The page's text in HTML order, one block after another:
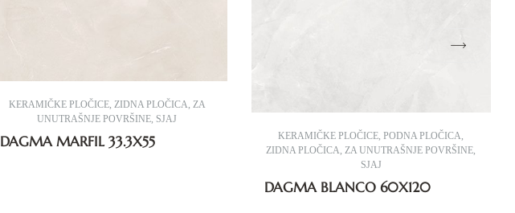
KERAMIČKE PLOČICE, ZIDNA PLOČICA, ZA
UNUTRAŠNJE POVRŠINE, SJAJ
DAGMA MARFIL 33.3X55 KERAMIČKE PLOČICE,PODNA PLOČICA,
ZIDNA PLOČICA,ZA UNUTRAŠNJE POVRŠINE,
SJAJ
DAGMA BLANCO 60X120